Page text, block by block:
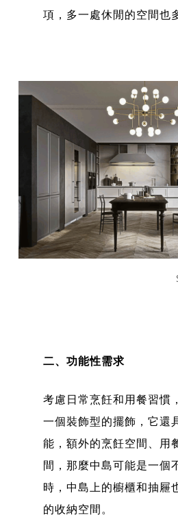
項，多一處休閒的空間也
二、功能性需求
考慮日常烹飪和用餐習慣
一個裝飾型的擺飾，它還
能，額外的烹飪空間、用
間，那麼中島可能是一個
時，中島上的櫥櫃和抽屜
的收納空間。